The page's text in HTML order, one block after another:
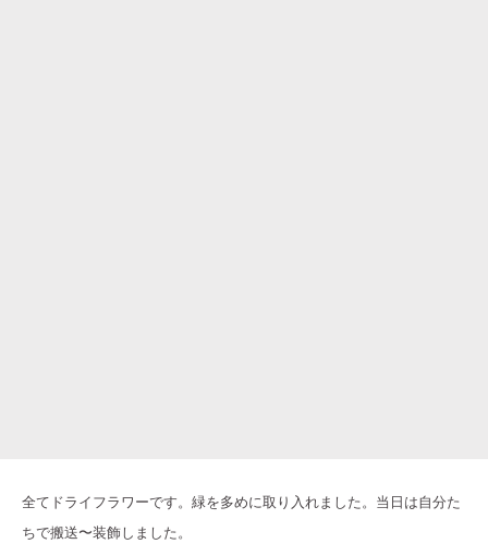
全てドライフラワーです。緑を多めに取り入れました。当日は自分た
ちで搬送〜装飾しました。